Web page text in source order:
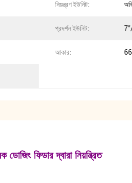
নিয়ন্ত্রণ ইউনিট:
প্রদর্শন ইউনিট: 7''/
আকার:
ডোজিং ফিডার দ্বারা নিয়ন্ত্রিত